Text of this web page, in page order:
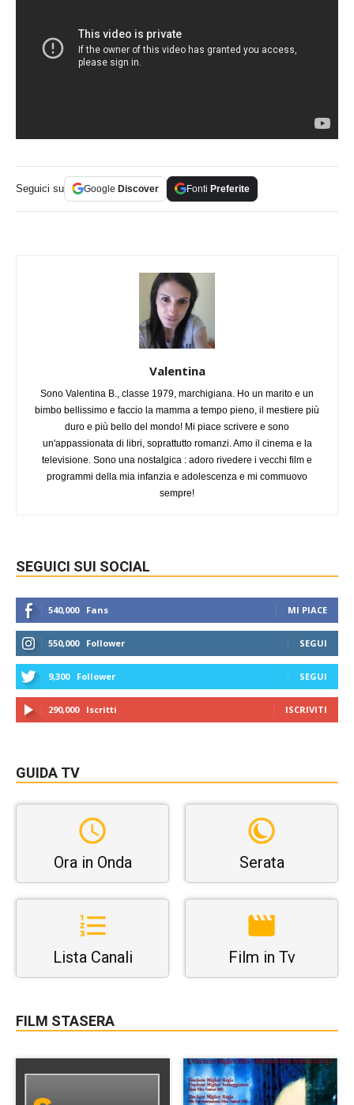
Seguici su Google Discover Fonti Preferite
Valentina
Sono Valentina B., classe 1979, marchigiana. Ho un marito e un
bimbo bellissimo e faccio la mamma a tempo pieno, il mestiere più
duro e più bello del mondo! Mi piace scrivere e sono
un'appassionata di libri, soprattutto romanzi. Amo il cinema e la
televisione. Sono una nostalgica : adoro rivedere i vecchi film e
programmi della mia infanzia e adolescenza e mi commuovo
sempre!
SEGUICI SUI SOCIAL
540,000 Fans MI PIACE
550,000 Follower SEGUI
9,300 Follower SEGUI
290,000 Iscritti ISCRIVITI
GUIDA TV
Ora in Onda Serata
Lista Canali Film in Tv
FILM STASERA